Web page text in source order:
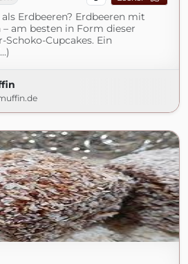
Erdbeeren? Erdbeeren mit
am besten in Form dieser
Cupcakes. Ein